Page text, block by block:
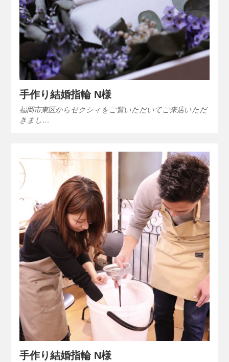
手作り結婚指輪 N様
福岡市東区からゼクシィをご覧いただいてご来店いただ
きまし…
手作り結婚指輪 N様